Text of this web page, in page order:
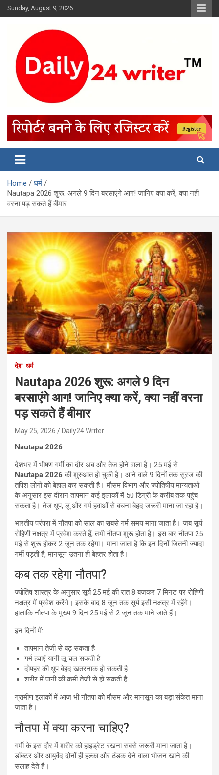
Skip
to
Sunday, August 9, 2026
Home
धर्म
Nautapa 2026 शुरू: अगले 9 दिन बरसाएंगे आग! जानिए क्या करें, क्या नहीं
वरना पड़ सकते हैं बीमार
देश धर्म
Nautapa 2026 शुरू: अगले 9 दिन
बरसाएंगे आग! जानिए क्या करें, क्या नहीं वरना
पड़ सकते हैं बीमार
May 25, 2026 Daily24 Writer
Nautapa 2026
देशभर में भीषण गर्मी का दौर अब और तेज होने वाला है। 25 मई से
Nautapa 2026 की शुरुआत हो चुकी है। आने वाले 9 दिनों तक सूरज की
तपिश लोगों को बेहाल कर सकती है। मौसम विभाग और ज्योतिषीय मान्यताओं
के अनुसार इस दौरान तापमान कई इलाकों में 50 डिग्री के करीब तक पहुंच
सकता है। तेज धूप, लू और गर्म हवाओं से बचना बेहद जरूरी माना जा रहा है।
भारतीय परंपरा में नौतपा को साल का सबसे गर्म समय माना जाता है। जब सूर्य
रोहिणी नक्षत्र में प्रवेश करते हैं, तभी नौतपा शुरू होता है। इस बार नौतपा 25
मई से शुरू होकर 2 जून तक रहेगा। माना जाता है कि इन दिनों जितनी ज्यादा
गर्मी पड़ती है, मानसून उतना ही बेहतर होता है।
कब तक रहेगा नौतपा?
ज्योतिष शास्त्र के अनुसार सूर्य 25 मई की रात 8 बजकर 7 मिनट पर रोहिणी
नक्षत्र में प्रवेश करेंगे। इसके बाद 8 जून तक सूर्य इसी नक्षत्र में रहेंगे।
हालांकि नौतपा के मुख्य 9 दिन 25 मई से 2 जून तक माने जाते हैं।
इन दिनों में:
तापमान तेजी से बढ़ सकता है
गर्म हवाएं यानी लू चल सकती है
दोपहर की धूप बेहद खतरनाक हो सकती है
शरीर में पानी की कमी तेजी से हो सकती है
ग्रामीण इलाकों में आज भी नौतपा को मौसम और मानसून का बड़ा संकेत माना
जाता है।
नौतपा में क्या करना चाहिए?
गर्मी के इस दौर में शरीर को हाइड्रेट रखना सबसे जरूरी माना जाता है।
डॉक्टर और आयुर्वेद दोनों ही हल्का और ठंडक देने वाला भोजन खाने की
सलाह देते हैं।